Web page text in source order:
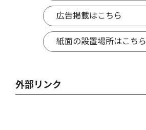
広告掲載はこちら
紙面の設置場所はこちら
外部リンク